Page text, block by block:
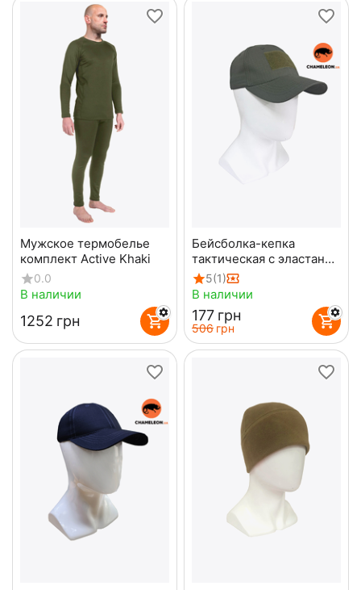
Мужское термобелье
комплект Active Khaki
0.0
В наличии
‍1252‍ грн
Бейсболка-кепка
тактическая с эластаном
Tundra
5(1)
В наличии
‍177‍ грн
‍506‍ грн